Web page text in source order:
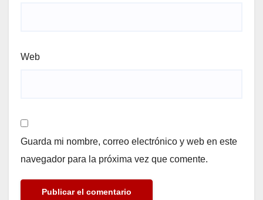
Web
Guarda mi nombre, correo electrónico y web en este
navegador para la próxima vez que comente.